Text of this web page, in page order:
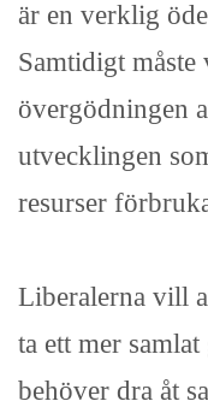
är en verklig
Samtidigt måste
övergödningen
utvecklingen
resurser
Liberalerna vill
ta ett mer
behöver dra åt